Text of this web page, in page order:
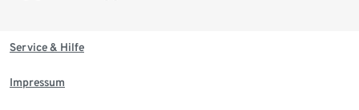
Service & Hilfe
Impressum